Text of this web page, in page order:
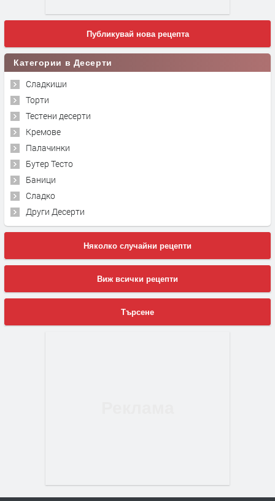
Публикувай нова рецепта
Категории в Десерти
Сладкиши
Торти
Тестени десерти
Кремове
Палачинки
Бутер Тесто
Баници
Сладко
Други Десерти
Няколко случайни рецепти
Виж всички рецепти
Търсене